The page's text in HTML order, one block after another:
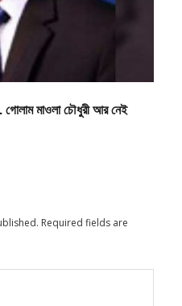
গোলাম মাওলা চৌধুরী আর নেই